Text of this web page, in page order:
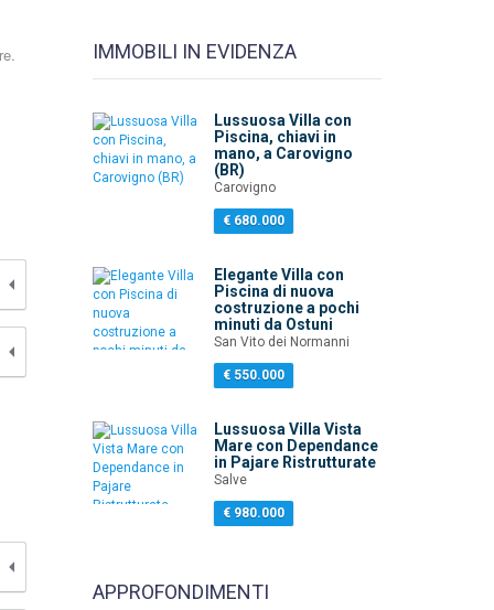
IMMOBILI IN EVIDENZA
Lussuosa Villa con
Piscina, chiavi in
mano, a Carovigno
(BR)
Carovigno
€ 680.000
Elegante Villa con
Piscina di nuova
costruzione a pochi
minuti da Ostuni
San Vito dei Normanni
€ 550.000
Lussuosa Villa Vista
Mare con Dependance
in Pajare Ristrutturate
Salve
€ 980.000
APPROFONDIMENTI